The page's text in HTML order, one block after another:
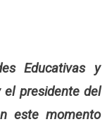
Educativas y
el presidente del
este momento